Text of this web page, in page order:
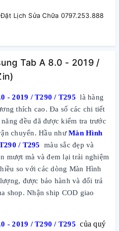
Lịch Sửa Chữa 0797.253.888
Tab A 8.0 - 2019 /
- 2019 / T290 / T295là hàng
thích cao. Đa số các chi tiết
đều đã được kiểm tra trước
chuyển. Hầu nhưMàn Hình
/ T295 màu sắc đẹp và
mượt mà và đem lại trải nghiệm
so với các dòng Màn Hình
được bảo hành và đổi trả
shop. Nhận ship COD giao
- 2019 / T290 / T295của quý